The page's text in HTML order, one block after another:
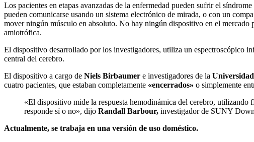
Los pacientes en etapas avanzadas de la enfermedad pueden sufrir el
pueden comunicarse usando un sistema electrónico de mirada, o con un
mover ningún músculo en absoluto. No hay ningún dispositivo en el mercado
amiotrófica.
El dispositivo desarrollado por los investigadores, utiliza un espectroscópico
central del cerebro.
El dispositivo a cargo de Niels Birbaumer e investigadores de la
cuatro pacientes, que estaban completamente «encerrados» o simplemente
«El dispositivo mide la respuesta hemodinámica del cerebro,
responde sí o no», dijo Randall Barbour, investigador de SUNY
Actualmente, se trabaja en una versión de uso doméstico.